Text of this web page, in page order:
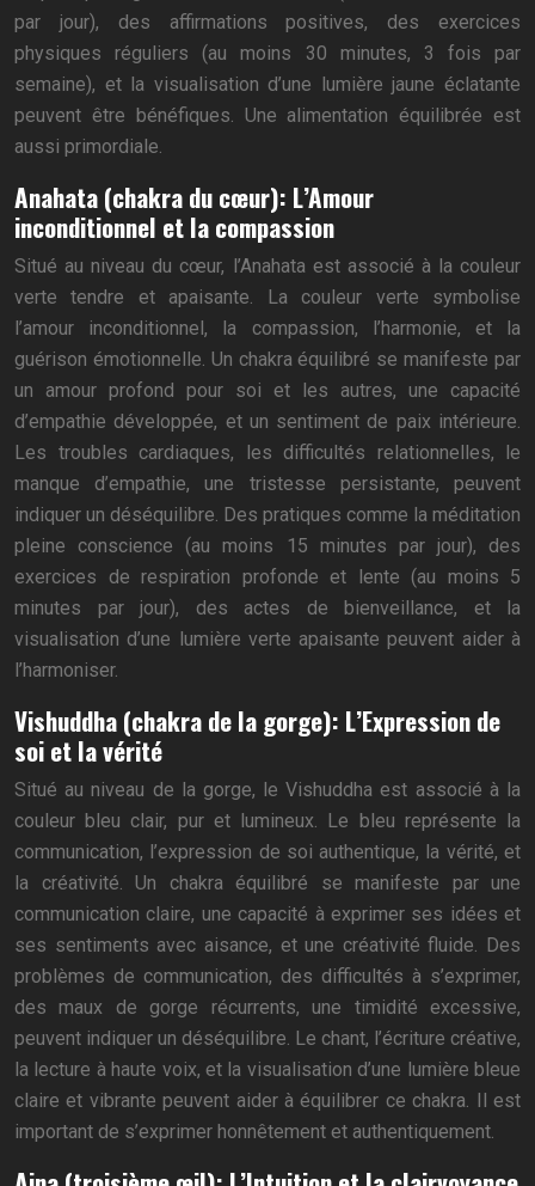
par jour), des affirmations positives, des exercices
physiques réguliers (au moins 30 minutes, 3 fois par
semaine), et la visualisation d’une lumière jaune éclatante
peuvent être bénéfiques. Une alimentation équilibrée est
aussi primordiale.
Anahata (chakra du cœur): L’Amour
inconditionnel et la compassion
Situé au niveau du cœur, l’Anahata est associé à la couleur
verte tendre et apaisante. La couleur verte symbolise
l’amour inconditionnel, la compassion, l’harmonie, et la
guérison émotionnelle. Un chakra équilibré se manifeste par
un amour profond pour soi et les autres, une capacité
d’empathie développée, et un sentiment de paix intérieure.
Les troubles cardiaques, les difficultés relationnelles, le
manque d’empathie, une tristesse persistante, peuvent
indiquer un déséquilibre. Des pratiques comme la méditation
pleine conscience (au moins 15 minutes par jour), des
exercices de respiration profonde et lente (au moins 5
minutes par jour), des actes de bienveillance, et la
visualisation d’une lumière verte apaisante peuvent aider à
l’harmoniser.
Vishuddha (chakra de la gorge): L’Expression de
soi et la vérité
Situé au niveau de la gorge, le Vishuddha est associé à la
couleur bleu clair, pur et lumineux. Le bleu représente la
communication, l’expression de soi authentique, la vérité, et
la créativité. Un chakra équilibré se manifeste par une
communication claire, une capacité à exprimer ses idées et
ses sentiments avec aisance, et une créativité fluide. Des
problèmes de communication, des difficultés à s’exprimer,
des maux de gorge récurrents, une timidité excessive,
peuvent indiquer un déséquilibre. Le chant, l’écriture créative,
la lecture à haute voix, et la visualisation d’une lumière bleue
claire et vibrante peuvent aider à équilibrer ce chakra. Il est
important de s’exprimer honnêtement et authentiquement.